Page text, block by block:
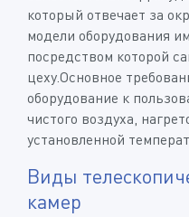
который отвечает за
модели оборудования
посредством которой
цеху.Основное
оборудование к
чистого воздуха,
установленной
Виды
камер